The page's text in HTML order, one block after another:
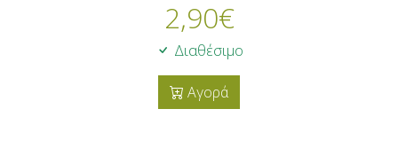
2,90€
Διαθέσιμο
Αγορά